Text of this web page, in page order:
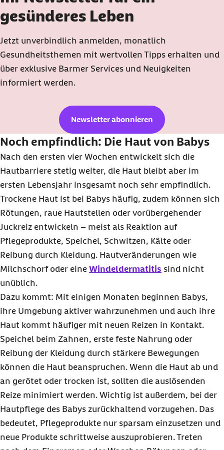
gesünderes Leben
Jetzt unverbindlich anmelden, monatlich
Gesundheitsthemen mit wertvollen Tipps erhalten und
über exklusive Barmer Services und Neuigkeiten
informiert werden.
Newsletter abonnieren
Noch empfindlich: Die Haut von Babys
Nach den ersten vier Wochen entwickelt sich die
Hautbarriere stetig weiter, die Haut bleibt aber im
ersten Lebensjahr insgesamt noch sehr empfindlich.
Trockene Haut ist bei Babys häufig, zudem können sich
Rötungen, raue Hautstellen oder vorübergehender
Juckreiz entwickeln – meist als Reaktion auf
Pflegeprodukte, Speichel, Schwitzen, Kälte oder
Reibung durch Kleidung. Hautveränderungen wie
Milchschorf oder eine Windeldermatitis sind nicht
unüblich.
Dazu kommt: Mit einigen Monaten beginnen Babys,
ihre Umgebung aktiver wahrzunehmen und auch ihre
Haut kommt häufiger mit neuen Reizen in Kontakt.
Speichel beim Zahnen, erste feste Nahrung oder
Reibung der Kleidung durch stärkere Bewegungen
können die Haut beanspruchen. Wenn die Haut ab und
an gerötet oder trocken ist, sollten die auslösenden
Reize minimiert werden. Wichtig ist außerdem, bei der
Hautpflege des Babys zurückhaltend vorzugehen. Das
bedeutet, Pflegeprodukte nur sparsam einzusetzen und
neue Produkte schrittweise auszuprobieren. Treten